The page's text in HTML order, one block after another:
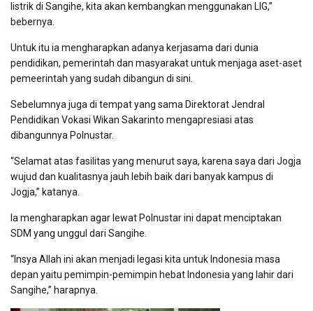
listrik di Sangihe, kita akan kembangkan menggunakan LIG,”
bebernya.
Untuk itu ia mengharapkan adanya kerjasama dari dunia
pendidikan, pemerintah dan masyarakat untuk menjaga aset-aset
pemeerintah yang sudah dibangun di sini.
Sebelumnya juga di tempat yang sama Direktorat Jendral
Pendidikan Vokasi Wikan Sakarinto mengapresiasi atas
dibangunnya Polnustar.
“Selamat atas fasilitas yang menurut saya, karena saya dari Jogja
wujud dan kualitasnya jauh lebih baik dari banyak kampus di
Jogja,” katanya.
Ia mengharapkan agar lewat Polnustar ini dapat menciptakan
SDM yang unggul dari Sangihe.
“Insya Allah ini akan menjadi legasi kita untuk Indonesia masa
depan yaitu pemimpin-pemimpin hebat Indonesia yang lahir dari
Sangihe,” harapnya.